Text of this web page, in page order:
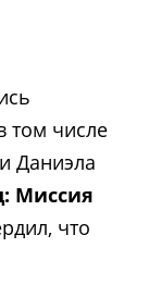
том числе
Даниэла
Миссия
что